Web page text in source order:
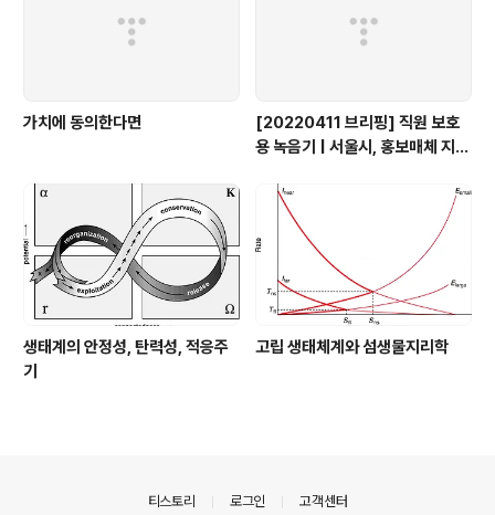
가치에 동의한다면
[20220411 브리핑] 직원 보호
용 녹음기 | 서울시, 홍보매체 지원
생태계의 안정성, 탄력성, 적응주
기
고립 생태체계와 섬생물지리학
티스토리 로그인 고객센터